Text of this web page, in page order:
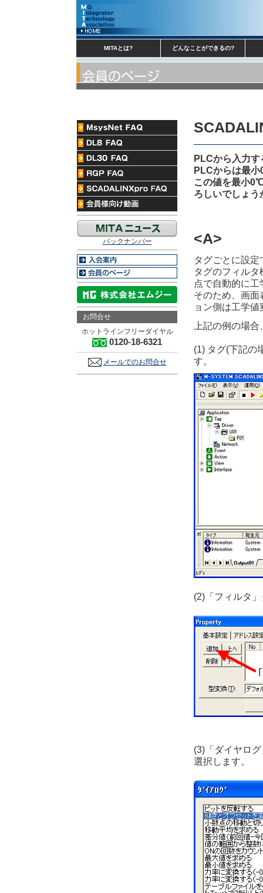
MITAとは? どんなことができるの?
バックナンバー
お問合せ
ホットラインフリーダイヤル
0120-18-6321
メールでのお問合せ
PLCから入力
PLCからは最
この値を最小
ろしいでしょう
<A>
タグごとに設
タグのフィル
点で自動的に
そのため、画面
ョン側は工学
上記の例の場
(1) タグ(下記の
す。
(2)「フィルタ
(3)「ダイヤロ
選択します。